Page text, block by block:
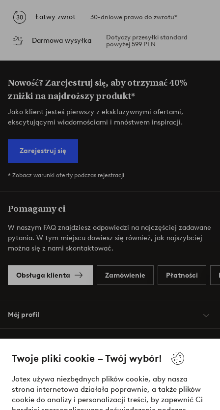
Twoje pliki cookie – Twój wybór!
Jotex używa niezbędnych plików cookie, aby nasza
strona internetowa działała poprawnie, a także plików
cookie do analizy i personalizacji treści, by zapewnić Ci
Łatwy zwrot 30-dniowe prawo do zwrotu*
Darmowa wysyłka
Dotyczy przesyłki standard
powyżej 599 PLN
Nowość? Zarejestruj się, aby otrzymać 40%
zniżki na najdroższy produkt*
Jako klient jesteś pierwszy z ekskluzywnymi ofertami,
ekscytującymi wiadomościami i mnóstwem inspiracji.
Zarejestruj się
* Zobacz warunki oferty podczas rejestracji
Pomagamy ci
W naszym FAQ znajdziesz odpowiedzi na najczęściej zadawane
pytania. W tym miejscu dowiesz się również, jak najszybciej
można się z nami skontaktować.
Obsługa klienta Zamówienie Płatności
Mój profil
Warunki